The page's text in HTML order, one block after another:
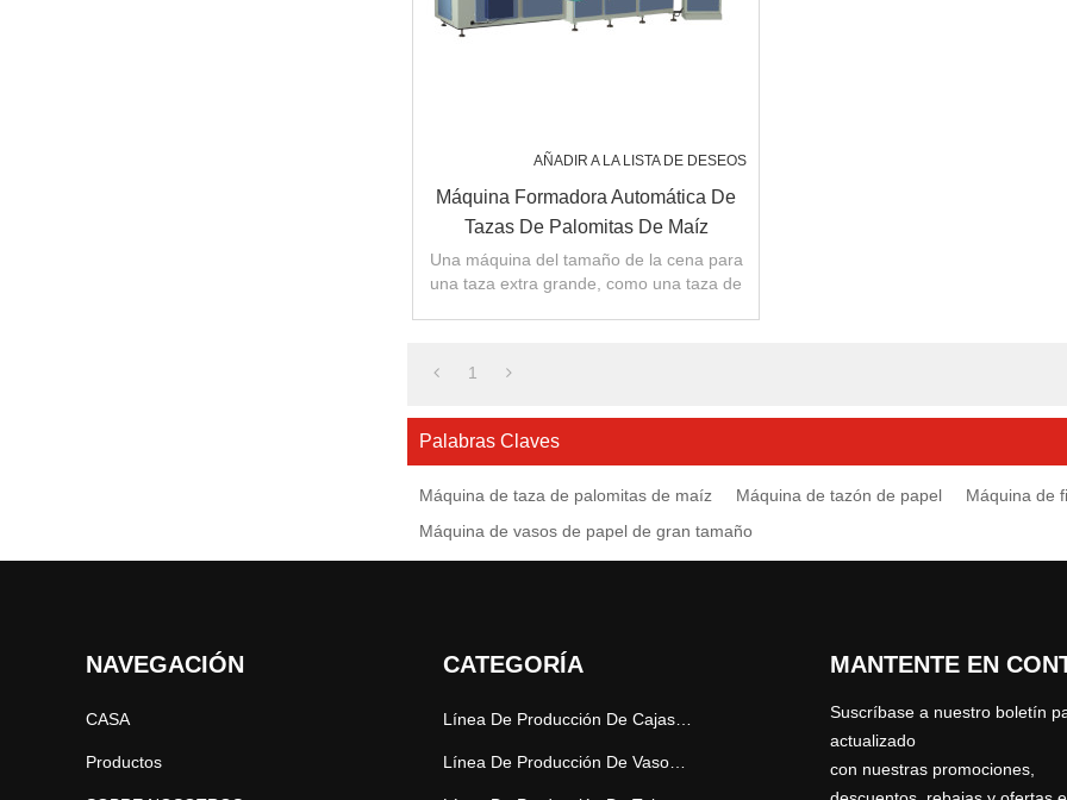
AÑADIR A LA LISTA DE DESEOS
Máquina Formadora Automática De
Tazas De Palomitas De Maíz
Una máquina del tamaño de la cena para
una taza extra grande, como una taza de
1
Palabras Claves
Máquina de taza de palomitas de maíz Máquina de tazón de papel
Máquina de
Máquina de vasos de papel de gran tamaño
NAVEGACIÓN
CASA
Productos
CATEGORÍA MANTENTE EN
Suscríbase a nuestro boletín
actualizado
con nuestras promociones,